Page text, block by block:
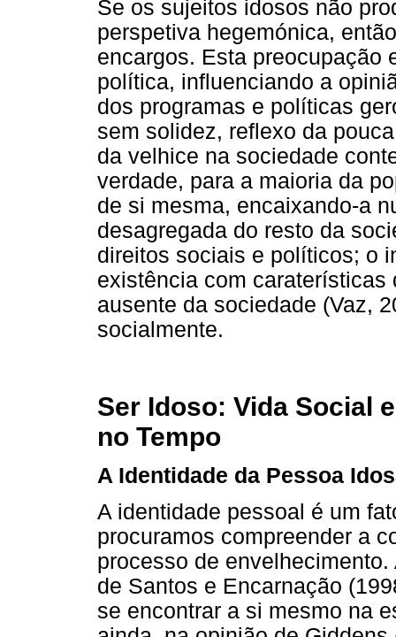
Se os sujeitos idosos não
perspetiva hegemónica,
encargos. Esta preocupação
política, influenciando a
dos programas e políticas
sem solidez, reflexo da
da velhice na sociedade
verdade, para a maioria da
de si mesma, encaixando-a
desagregada do resto da
direitos sociais e políticos; o
existência com
ausente da sociedade (Vaz,
socialmente.
Ser Idoso: Vida Social
no Tempo
A Identidade da Pessoa
A identidade pessoal é um
procuramos compreender a
processo de
de Santos e Encarnação
se encontrar a si mesmo na